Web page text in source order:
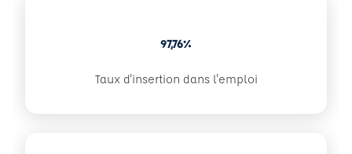
97,76%
Taux d'insertion dans l'emploi